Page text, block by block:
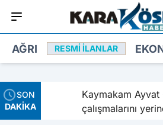
AĞRI RESMI İLANLAR
SON
DAKİKA
Kaymakam Ayvat
çalışmalarını